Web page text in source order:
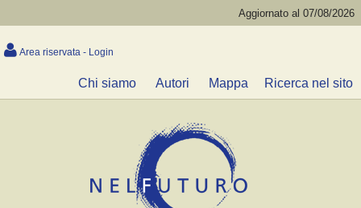
Aggiornato al 07/08/2026
Area riservata - Login
Chi siamo Autori Mappa Ricerca nel sito